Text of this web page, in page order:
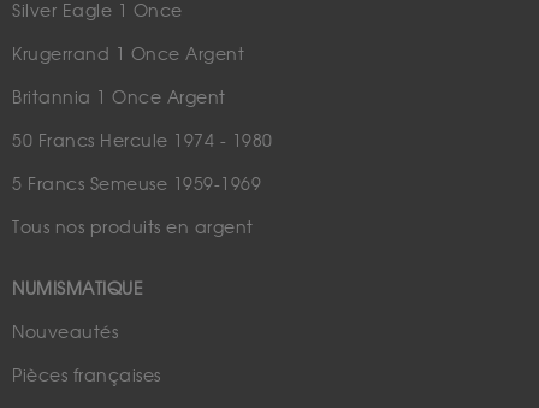
Silver Eagle 1 Once
Krugerrand 1 Once Argent
Britannia 1 Once Argent
50 Francs Hercule 1974 - 1980
5 Francs Semeuse 1959-1969
Tous nos produits en argent
NUMISMATIQUE
Nouveautés
Pièces françaises